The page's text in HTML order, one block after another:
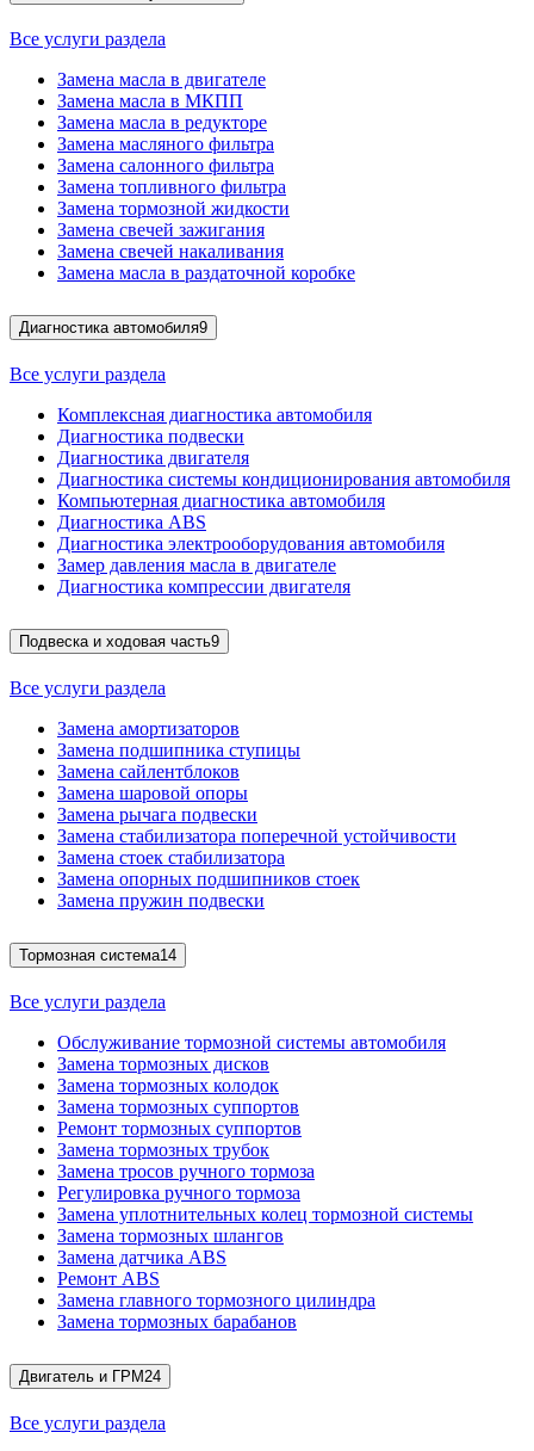
Все услуги раздела
Замена масла в двигателе
Замена масла в МКПП
Замена масла в редукторе
Замена масляного фильтра
Замена салонного фильтра
Замена топливного фильтра
Замена тормозной жидкости
Замена свечей зажигания
Замена свечей накаливания
Замена масла в раздаточной коробке
Диагностика автомобиля9
Все услуги раздела
Комплексная диагностика автомобиля
Диагностика подвески
Диагностика двигателя
Диагностика системы кондиционирования автомобиля
Компьютерная диагностика автомобиля
Диагностика ABS
Диагностика электрооборудования автомобиля
Замер давления масла в двигателе
Диагностика компрессии двигателя
Подвеска и ходовая часть9
Все услуги раздела
Замена амортизаторов
Замена подшипника ступицы
Замена сайлентблоков
Замена шаровой опоры
Замена рычага подвески
Замена стабилизатора поперечной устойчивости
Замена стоек стабилизатора
Замена опорных подшипников стоек
Замена пружин подвески
Тормозная система14
Все услуги раздела
Обслуживание тормозной системы автомобиля
Замена тормозных дисков
Замена тормозных колодок
Замена тормозных суппортов
Ремонт тормозных суппортов
Замена тормозных трубок
Замена тросов ручного тормоза
Регулировка ручного тормоза
Замена уплотнительных колец тормозной системы
Замена тормозных шлангов
Замена датчика ABS
Ремонт ABS
Замена главного тормозного цилиндра
Замена тормозных барабанов
Двигатель и ГРМ24
Все услуги раздела